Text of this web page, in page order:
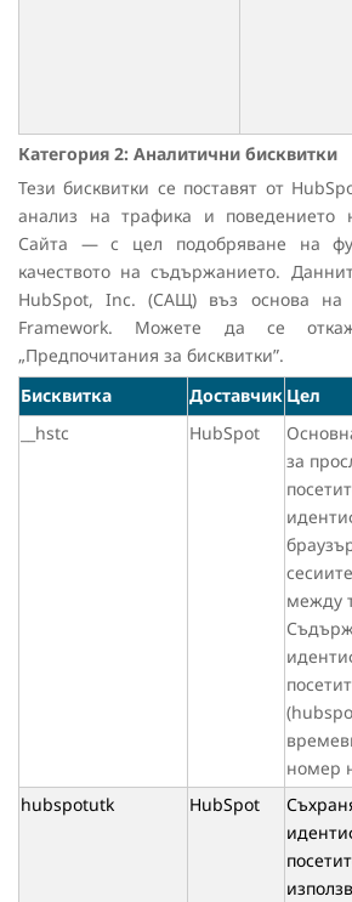
Категория 2: Аналитични бисквитки
Тези бисквитки се поставят от
анализ на трафика и поведението
Сайта — с цел подобряване на
качеството на съдържанието.
HubSpot, Inc. (САЩ) въз основа на
Framework. Можете да се
„Предпочитания за бисквитки”.
Бисквитка
Доставчик Цел
__hstc
HubSpot
за
между
номер
hubspotutk HubSpot